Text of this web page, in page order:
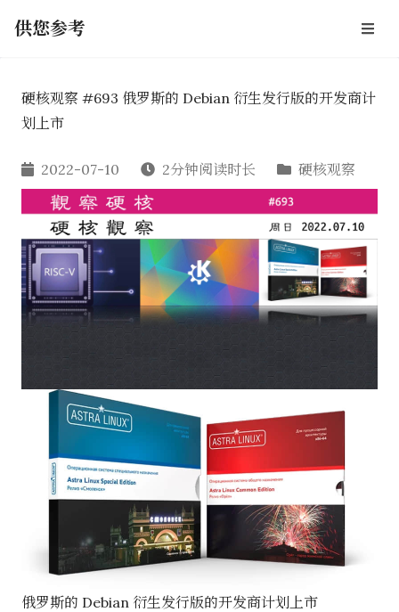
供您参考
硬核观察 #693 俄罗斯的 Debian 衍生发行版的开发商计
划上市
2022-07-10 2分钟阅读时长 硬核观察
俄罗斯的 Debian 衍生发行版的开发商计划上市